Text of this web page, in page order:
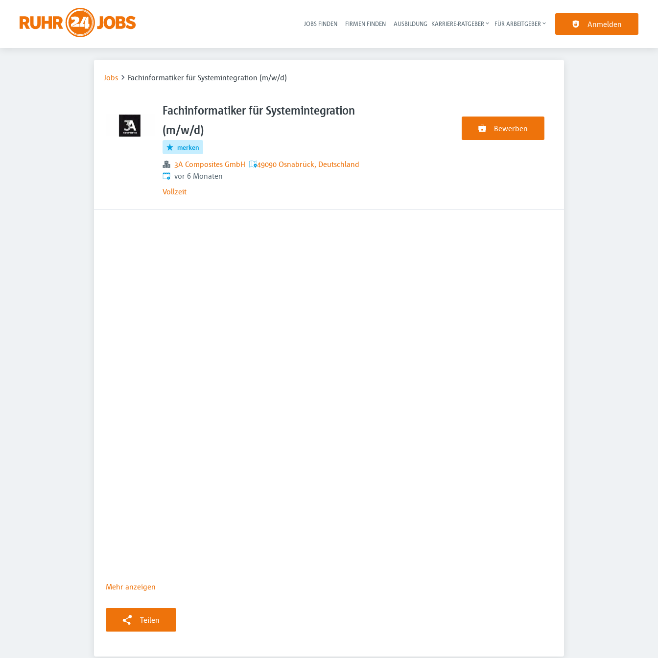
Haupt-Navigation
JOBS FINDEN FIRMEN FINDEN AUSBILDUNG KARRIERE-RATGEBER FÜR ARBEITGEBER Anmelden
Jobs Fachinformatiker für Systemintegration (m/w/d)
Fachinformatiker für Systemintegration
(m/w/d)
merken
3A Composites GmbH
49090 Osnabrück, Deutschland
Veröffentlicht:
vor 6 Monaten
Vollzeit
Bewerben
Mehr anzeigen
Teilen